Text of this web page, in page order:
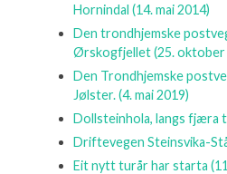
Hornindal(14. mai 2014)
Den trondhjemske
Ørskogfjellet(25. oktober
Den Trondhjemske
Jølster.(4. mai 2019)
Dollsteinhola, langs fjæra
Driftevegen Steinsvika-
Eit nytt turår har starta